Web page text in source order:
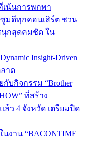
เน้นการพกพา
ซูมดีทุกคอนเสิร์ต ชวน
นุกสุดคมชัด ใน
Insight-Driven
าด
บกิจกรรม “Brother
ที่สร้าง
ว 4 จังหวัด เตรียมปิด
นงาน “BACONTIME